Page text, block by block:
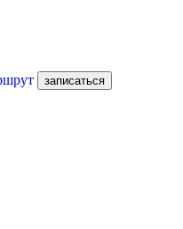
записаться